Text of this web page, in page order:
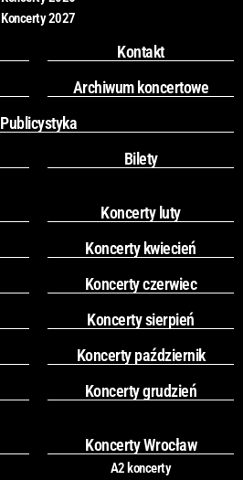
Koncerty 2027
Kontakt
Archiwum koncertowe
Publicystyka
Bilety
Koncerty luty
Koncerty kwiecień
Koncerty czerwiec
Koncerty sierpień
Koncerty październik
Koncerty grudzień
Koncerty Wrocław
A2 koncerty